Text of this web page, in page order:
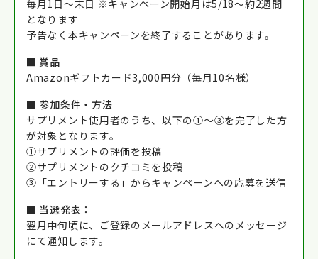
毎月1日〜末日 ※キャンペーン開始月は5/18～約2週間
となります
予告なく本キャンペーンを終了することがあります。
■ 賞品
Amazonギフトカード3,000円分（毎月10名様）
■ 参加条件・方法
サプリメント使用者のうち、以下の①～③を完了した方
が対象となります。
①サプリメントの評価を投稿
②サプリメントのクチコミを投稿
③「エントリーする」からキャンペーンへの応募を送信
■ 当選発表：
翌月中旬頃に、ご登録のメールアドレスへのメッセージ
にて通知します。